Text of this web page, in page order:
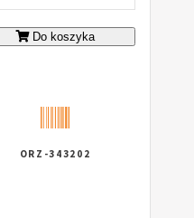
Do koszyka
ORZ-343202